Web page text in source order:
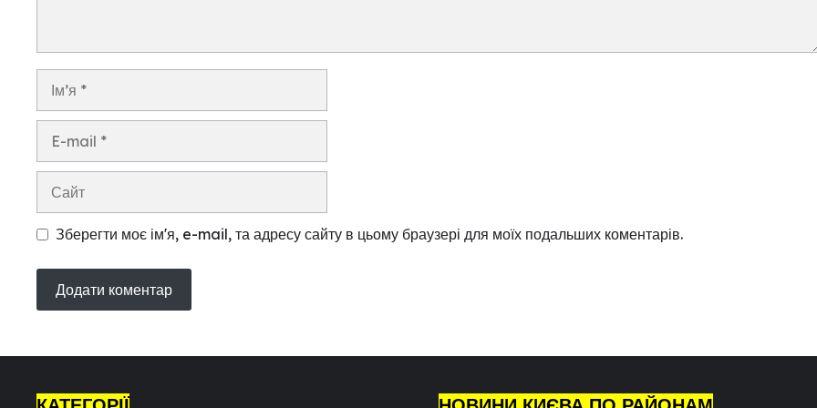
Ім’я
Сайт
Зберегти моє ім'я, e-mail, та адресу сайту в цьому браузері для моїх подальших коментарів.